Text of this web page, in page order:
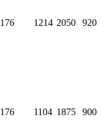
176 1214 2050 920
176 1104 1875 900